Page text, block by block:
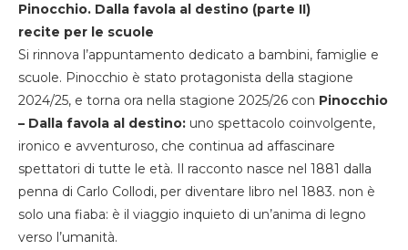
Pinocchio. Dalla favola al destino (parte II)
recite per le scuole
Si rinnova l’appuntamento dedicato a bambini, famiglie e
scuole. Pinocchio è stato protagonista della stagione
2024/25, e torna ora nella stagione 2025/26 con Pinocchio
– Dalla favola al destino: uno spettacolo coinvolgente,
ironico e avventuroso, che continua ad affascinare
spettatori di tutte le età. Il racconto nasce nel 1881 dalla
penna di Carlo Collodi, per diventare libro nel 1883. non è
solo una fiaba: è il viaggio inquieto di un’anima di legno
verso l’umanità.